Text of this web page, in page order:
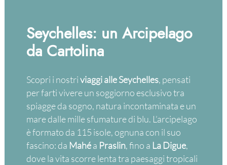
Seychelles: un Arcipelago
da Cartolina
Scopri i nostriviaggi alle Seychelles, pensati
per farti vivere un soggiorno esclusivo tra
spiagge da sogno, natura incontaminata e un
mare dalle mille sfumature di blu. L’arcipelago
è formato da 115 isole, ognuna con il suo
fascino: da Mahéa Praslin, fino a La Digue,
dove la vita scorre lenta tra paesaggi tropicali